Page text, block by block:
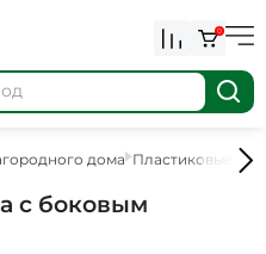
0
дома Пластиковые
с боковым